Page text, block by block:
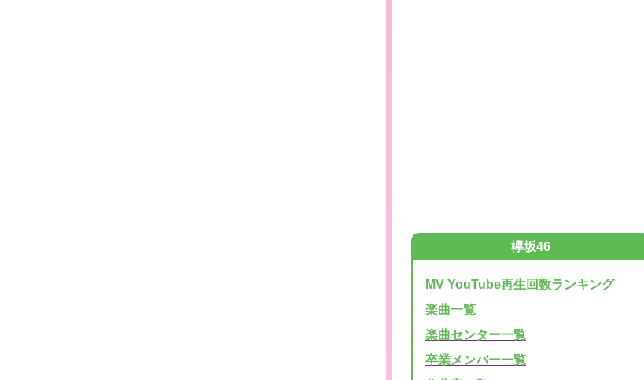
欅坂46
MV YouTube再生回数ランキング
楽曲一覧
楽曲センター一覧
卒業メンバー一覧